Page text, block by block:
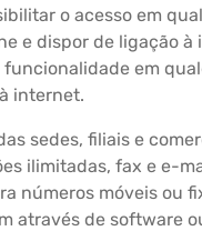
o acesso em
e dispor de ligação à
em
internet.
sedes, filiais e
ilimitadas, fax e e-
números móveis ou
através de software